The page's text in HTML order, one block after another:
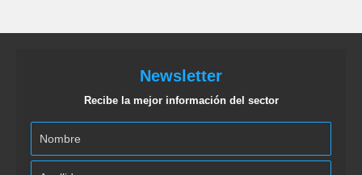
Newsletter
Recibe la mejor información del sector